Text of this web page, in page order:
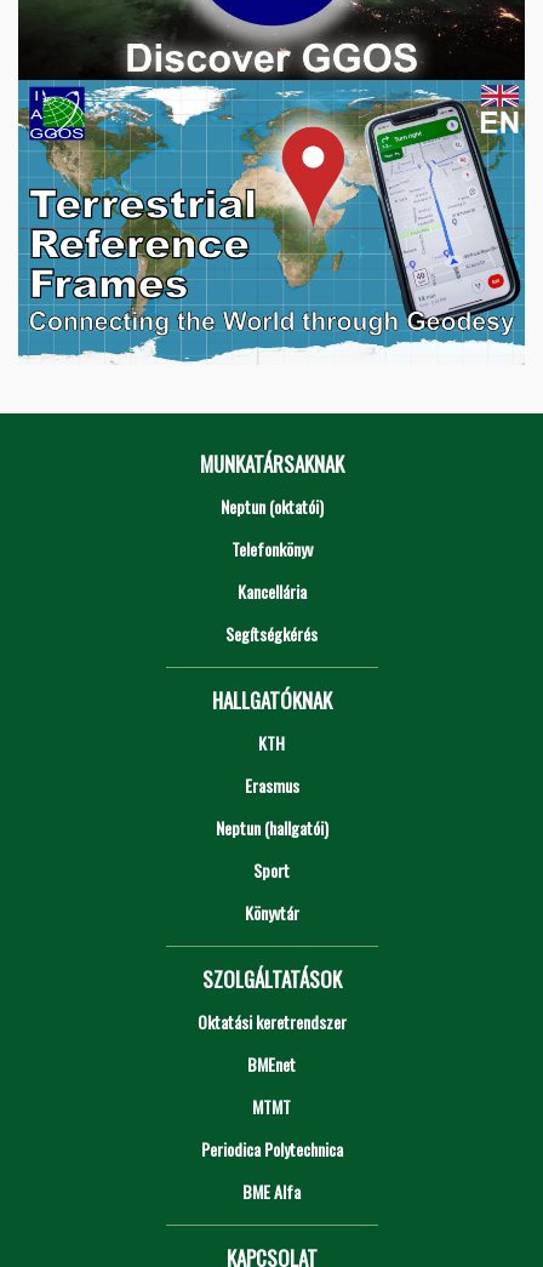
MUNKATÁRSAKNAK
Neptun (oktatói)
Telefonkönyv
Kancellária
Segítségkérés
HALLGATÓKNAK
KTH
Erasmus
Neptun (hallgatói)
Sport
Könyvtár
SZOLGÁLTATÁSOK
Oktatási keretrendszer
BMEnet
MTMT
Periodica Polytechnica
BME Alfa
KAPCSOLAT